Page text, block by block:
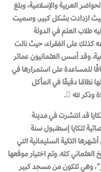
العربية والإسلامية، وبلغ
حيث ازدادت بشكل كبير. وسميت
طلاب العلم في الدولة
كذلك على الفقراء، حيث نالت
وقد أسس العثمانيون عمائر
للمساعدة على استمرارها في
نظامًا دقيقًا في المأكل
وذكر لله 
.
قد انتشرت في مدينة
لتكايا إسطنبول سنة
حوالي ٥٥٧ تكية، من أشهرها التكية السليمانية التي
العثماني كله. وتم اختيار موقعها
وهي تتكون من مسجد كبير